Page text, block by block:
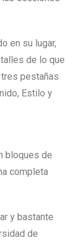
en su lugar,
de lo que
pestañas
Estilo y
bloques de
completa
y bastante
de